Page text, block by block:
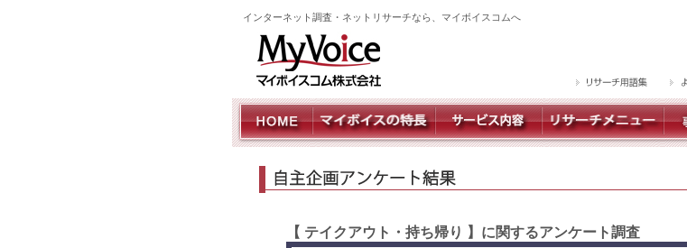
インターネット調査・ネットリサーチなら、マイボイスコムへ
【 テイクアウト・持ち帰り 】に関するアンケート調査